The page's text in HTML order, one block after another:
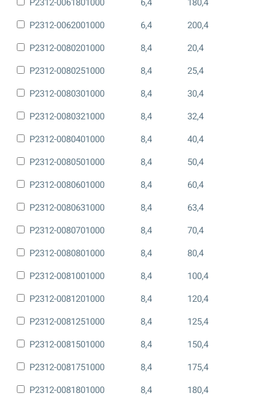
P2312-0062001000
6,4
200,4
P2312-0080201000
8,4
20,4
P2312-0080251000
8,4
25,4
P2312-0080301000
8,4
30,4
P2312-0080321000
8,4
32,4
P2312-0080401000
8,4
40,4
P2312-0080501000
8,4
50,4
P2312-0080601000
8,4
60,4
P2312-0080631000
8,4
63,4
P2312-0080701000
8,4
70,4
P2312-0080801000
8,4
80,4
P2312-0081001000
8,4
100,4
P2312-0081201000
8,4
120,4
P2312-0081251000
8,4
125,4
P2312-0081501000
8,4
150,4
P2312-0081751000
8,4
175,4
P2312-0081801000
8,4
180,4